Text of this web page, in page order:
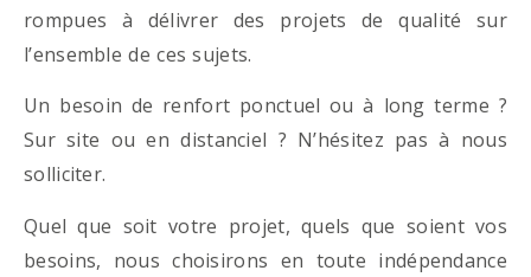
rompues à délivrer des projets de qualité sur
l’ensemble de ces sujets.
Un besoin de renfort ponctuel ou à long terme ?
Sur site ou en distanciel ? N’hésitez pas à nous
solliciter.
Quel que soit votre projet, quels que soient vos
besoins, nous choisirons en toute indépendance